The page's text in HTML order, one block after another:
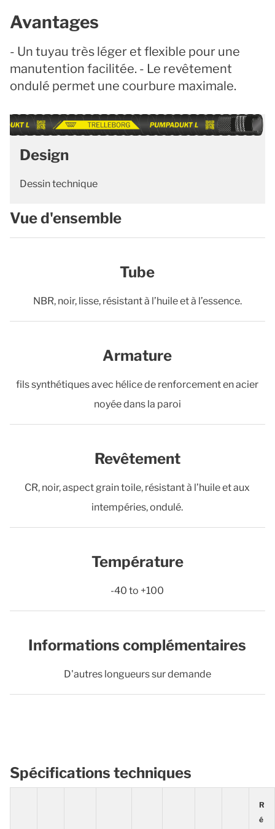
Avantages
- Un tuyau très léger et flexible pour une
manutention facilitée. - Le revêtement
ondulé permet une courbure maximale.
Design
Dessin technique
Vue d'ensemble
Tube
NBR, noir, lisse, résistant à l’huile et à l’essence.
Armature
fils synthétiques avec hélice de renforcement en acier
noyée dans la paroi
Revêtement
CR, noir, aspect grain toile, résistant à l’huile et aux
intempéries, ondulé.
Température
-40 to +100
Informations complémentaires
D'autres longueurs sur demande
Spécifications techniques
R
é